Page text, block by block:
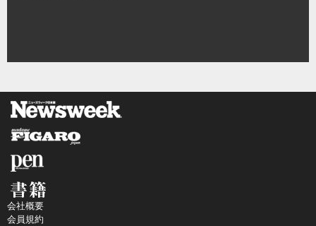
会社概要
会員規約